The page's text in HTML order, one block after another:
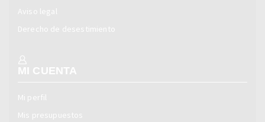
Aviso legal
Derecho de desestimiento
MI CUENTA
Mi perfil
Mis presupuestos